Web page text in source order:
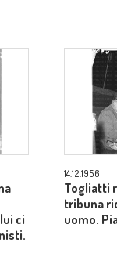
ci
14.12.1956
Togliatti
tribuna
uomo.